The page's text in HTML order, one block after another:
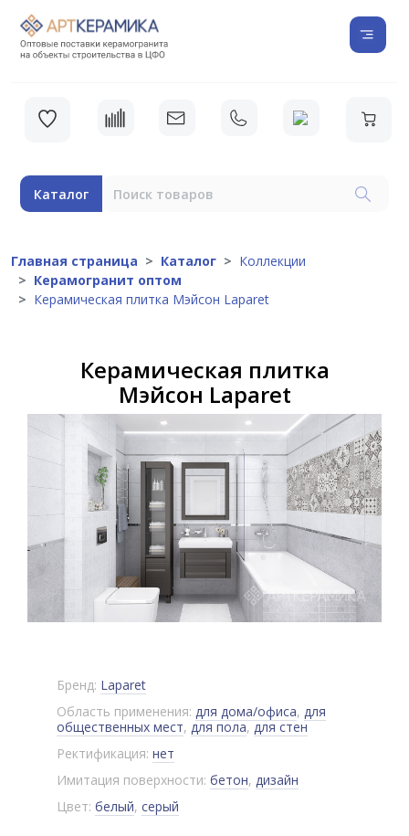
Каталог
Главная страница Каталог
Коллекции
Керамогранит оптом
Керамическая плитка Мэйсон Laparet
Керамическая плитка
Мэйсон Laparet
Бренд: Laparet
Область применения: для дома/офиса, для
общественных мест, для пола,для стен
Ректификация: нет
Имитация поверхности: бетон, дизайн
Цвет: белый, серый